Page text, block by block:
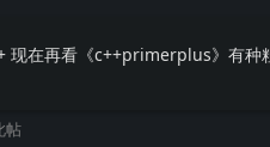
现在再看《c++primerplus》有种
帖